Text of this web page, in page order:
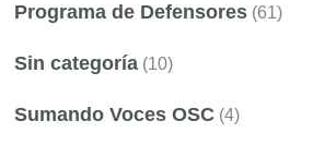
Programa de Defensores (61)
Sin categoría (10)
Sumando Voces OSC (4)